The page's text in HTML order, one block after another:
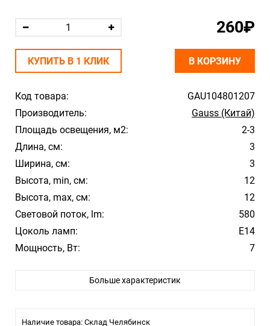
Код товара:
GAU104801207
Производитель:
Gauss (Китай)
Площадь освещения, м2:
2-3
Длина, см:
3
Ширина, см:
3
Высота, min, см:
12
Высота, max, см:
12
Световой поток, lm:
580
Цоколь ламп:
Е14
Мощность, Вт:
7
Цвет плафона/абажура:Больше характеристик
Наличие товара: Склад Челябинск
260₽
КУПИТЬ В 1 КЛИК В КОРЗИНУ